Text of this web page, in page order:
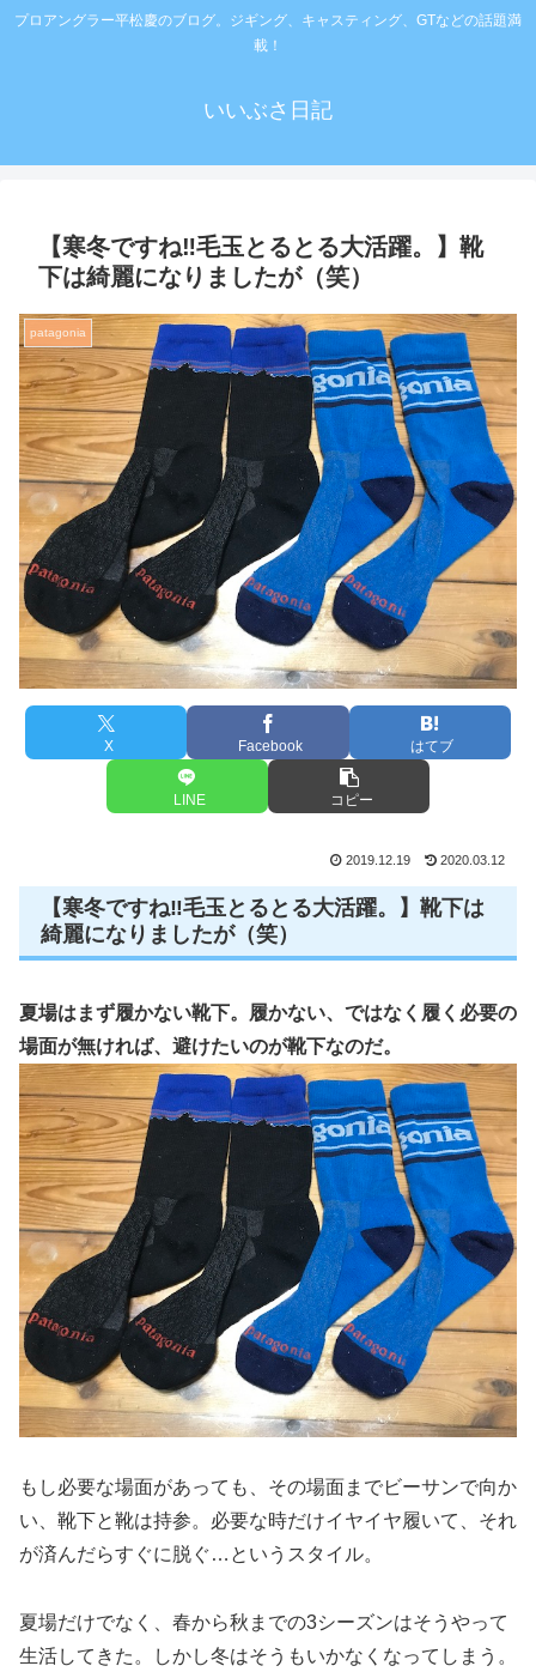
プロアングラー平松慶のブログ。ジギング、キャスティング、GTなどの話題満
載！
いいぶさ日記
【寒冬ですね‼️毛玉とるとる大活躍。】靴
下は綺麗になりましたが（笑）
patagonia
X Facebook はてブ
LINE コピー
2019.12.19 2020.03.12
【寒冬ですね‼️毛玉とるとる大活躍。】靴下は
綺麗になりましたが（笑）
夏場はまず履かない靴下。履かない、ではなく履く必要の
場面が無ければ、避けたいのが靴下なのだ。
もし必要な場面があっても、その場面までビーサンで向か
い、靴下と靴は持参。必要な時だけイヤイヤ履いて、それ
が済んだらすぐに脱ぐ…というスタイル。
夏場だけでなく、春から秋までの3シーズンはそうやって
生活してきた。しかし冬はそうもいかなくなってしまう。